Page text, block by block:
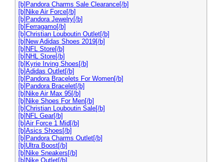
[b]Pandora Charms Sale Clearance[/b]
[b]Nike Air Force[/b]
[b]Pandora Jewelry[/b]
[b]Ferragamo[/b]
[b]Christian Louboutin Outlet[/b]
[b]New Adidas Shoes 2019[/b]
[b]NFL Store[/b]
[b]NHL Store[/b]
[b]Kyrie Irving Shoes[/b]
[b]Adidas Outlet[/b]
[b]Pandora Bracelets For Women[/b]
[b]Pandora Bracelet[/b]
[b]Nike Air Max 95[/b]
[b]Nike Shoes For Men[/b]
[b]Christian Louboutin Sale[/b]
[b]NFL Gear[/b]
[b]Air Force 1 Mid[/b]
[b]Asics Shoes[/b]
[b]Pandora Charms Outlet[/b]
[b]Ultra Boost[/b]
[b]Nike Sneakers[/b]
[b]Nike Outlet[/b]